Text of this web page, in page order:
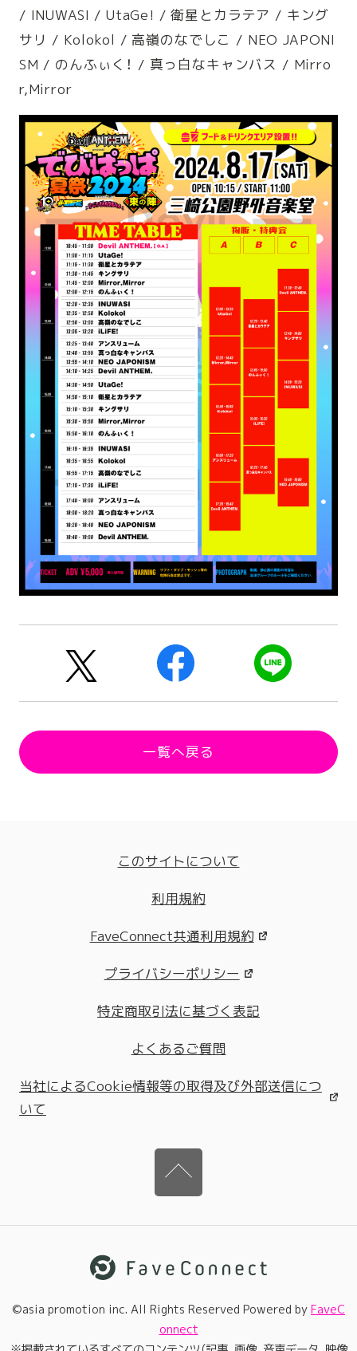
/ INUWASI / UtaGe! / 衛星とカラテア / キング
サリ / Kolokol / 高嶺のなでしこ / NEO JAPONI
SM / のんふぃく！ / 真っ白なキャンバス / Mirro
r,Mirror
一覧へ戻る
このサイトについて
利用規約
FaveConnect共通利用規約
プライバシーポリシー
特定商取引法に基づく表記
よくあるご質問
当社によるCookie情報等の取得及び外部送信につ
いて
©︎asia promotion inc. All Rights Reserved Powered by FaveC
onnect